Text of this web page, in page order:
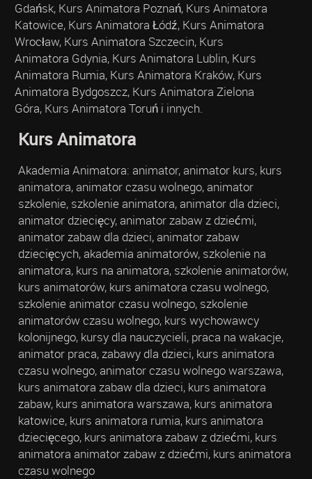
Gdańsk, Kurs Animatora Poznań, Kurs Animatora
Katowice, Kurs Animatora Łódź, Kurs Animatora
Wrocław, Kurs Animatora Szczecin, Kurs
Animatora Gdynia, Kurs Animatora Lublin, Kurs
Animatora Rumia, Kurs Animatora Kraków, Kurs
Animatora Bydgoszcz, Kurs Animatora Zielona
Góra, Kurs Animatora Toruń i innych.
Kurs Animatora
Akademia Animatora: animator, animator kurs, kurs
animatora, animator czasu wolnego, animator
szkolenie, szkolenie animatora, animator dla dzieci,
animator dziecięcy, animator zabaw z dziećmi,
animator zabaw dla dzieci, animator zabaw
dziecięcych, akademia animatorów, szkolenie na
animatora, kurs na animatora, szkolenie animatorów,
kurs animatorów, kurs animatora czasu wolnego,
szkolenie animator czasu wolnego, szkolenie
animatorów czasu wolnego, kurs wychowawcy
kolonijnego, kursy dla nauczycieli, praca na wakacje,
animator praca, zabawy dla dzieci, kurs animatora
czasu wolnego, animator czasu wolnego warszawa,
kurs animatora zabaw dla dzieci, kurs animatora
zabaw, kurs animatora warszawa, kurs animatora
katowice, kurs animatora rumia, kurs animatora
dziecięcego, kurs animatora zabaw z dziećmi, kurs
animatora animator zabaw z dziećmi, kurs animatora
czasu wolnego